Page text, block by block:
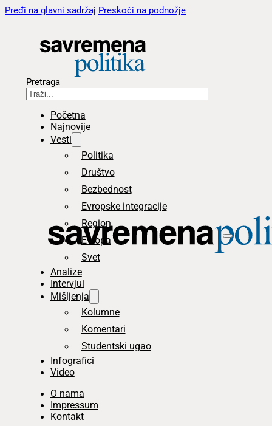
Pređi na glavni sadržaj Preskoči na podnožje
Pretraga
Početna
Najnovije
Vesti
Politika
Društvo
Bezbednost
Evropske integracije
Region
Evropa
Svet
Analize
Intervjui
Mišljenja
Kolumne
Komentari
Studentski ugao
Infografici
Video
O nama
Impressum
Kontakt